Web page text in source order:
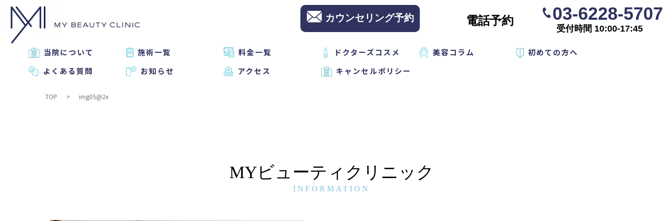
カウンセリング予約 電話予約 03-6228-5707
受付時間 10:00-17:45
当院について 施術一覧 料金一覧 ドクターズコスメ 美容コラム
初めての方へ
よくある質問
お知らせ アクセス キャンセルポリシー
TOP img05@2x
MYビューティクリニック
INFORMATION